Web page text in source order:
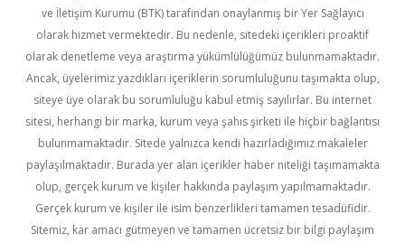
ve İletişim Kurumu (BTK) tarafından onaylanmış bir Yer Sağlayıcı
olarak hizmet vermektedir. Bu nedenle, sitedeki içerikleri proaktif
olarak denetleme veya araştırma yükümlülüğümüz bulunmamaktadır.
Ancak, üyelerimiz yazdıkları içeriklerin sorumluluğunu taşımakta olup,
siteye üye olarak bu sorumluluğu kabul etmiş sayılırlar. Bu internet
sitesi, herhangi bir marka, kurum veya şahıs şirketi ile hiçbir bağlantısı
bulunmamaktadır. Sitede yalnızca kendi hazırladığımız makaleler
paylaşılmaktadır. Burada yer alan içerikler haber niteliği taşımamakta
olup, gerçek kurum ve kişiler hakkında paylaşım yapılmamaktadır.
Gerçek kurum ve kişiler ile isim benzerlikleri tamamen tesadüfidir.
Sitemiz, kar amacı gütmeyen ve tamamen ücretsiz bir bilgi paylaşım